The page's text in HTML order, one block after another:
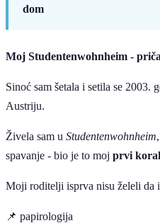
dom
Moj Studentenwohnheim -
Sinoć sam šetala i setila se 2003.
Austriju.
Živela sam u Studentenwohnheim
spavanje - bio je to moj prvi
Moji roditelji isprva nisu želeli da
📌 papirologija